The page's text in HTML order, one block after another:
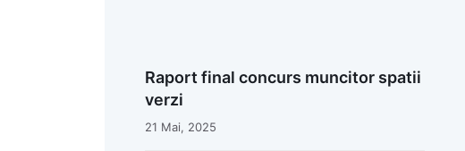
Raport final concurs muncitor spatii
verzi
21 Mai, 2025